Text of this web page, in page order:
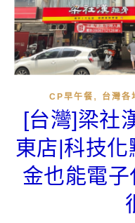
CP早午餐 , 台灣各
[台灣]梁社
東店|科技
金也能電